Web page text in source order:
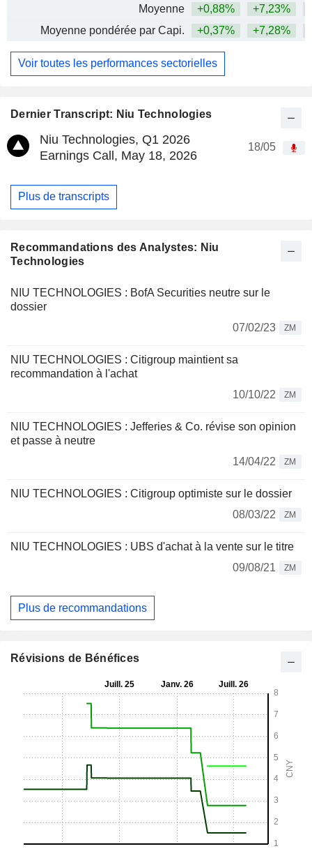
Dernier Transcript: Niu Technologies
Niu Technologies, Q1 2026
Earnings Call, May 18, 2026
18/05
Plus de transcripts
Recommandations des Analystes: Niu
Technologies
NIU TECHNOLOGIES : BofA Securities neutre sur le
dossier
07/02/23
ZM
NIU TECHNOLOGIES : Citigroup maintient sa
recommandation à l'achat
10/10/22
ZM
NIU TECHNOLOGIES : Jefferies & Co. révise son opinion
et passe à neutre
14/04/22
ZM
NIU TECHNOLOGIES : Citigroup optimiste sur le dossier
08/03/22
ZM
NIU TECHNOLOGIES : UBS d'achat à la vente sur le titre
09/08/21
ZM
Plus de recommandations
Moyenne
+0,88% +7,23%
Moyenne pondérée par Capi.
+0,37% +7,28%
Voir toutes les performances sectorielles
Révisions de Bénéfices